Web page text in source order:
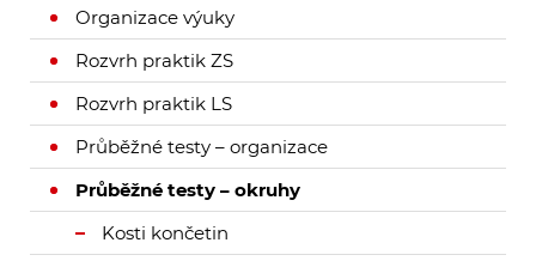
Organizace výuky
Rozvrh praktik ZS
Rozvrh praktik LS
Průběžné testy – organizace
Průběžné testy – okruhy
Kosti končetin